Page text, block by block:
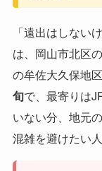
「遠出はしない
は、岡山市北区の
の牟佐大久保地
旬で、最寄りは
いない分、地元
混雑を避けたい